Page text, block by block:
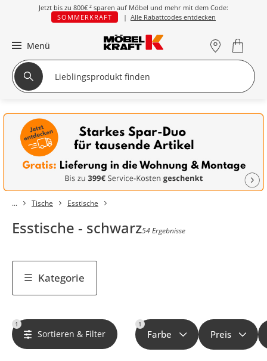
Jetzt bis zu 800€ ² sparen auf Möbel und mehr mit dem Code:
SOMMERKRAFT
| Alle Rabattcodes entdecken
Menü
Tische Esstische
Esstische - schwarz54 Ergebnisse
Kategorie
1
Sortieren & Filter
1
Farbe Preis